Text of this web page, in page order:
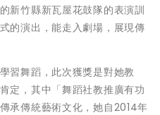
新竹縣新瓦屋花鼓隊的表演訓
的演出，能走入劇場，展現傳
習舞蹈，此次獲獎是對她教
定，其中「舞蹈社教推廣有功
承傳統藝術文化，她自2014年